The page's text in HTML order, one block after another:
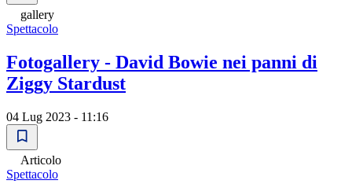
gallery
Spettacolo
Fotogallery - David Bowie nei panni di
Ziggy Stardust
04 Lug 2023 - 11:16
Articolo
Spettacolo